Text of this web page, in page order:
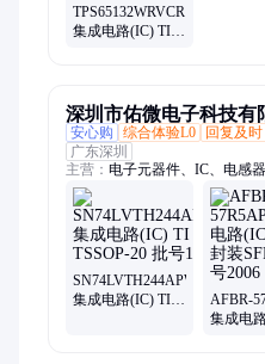
TPS65132WRVCR
集成电路(IC) TI德
深圳市佑微电子科技有
安心购
综合体验L0 回复及时
广东深圳
主营： 电子元器件、IC、电感
mentor
SN74LVTH244APWR
集成电路(IC) TI
AFBR-
集成电